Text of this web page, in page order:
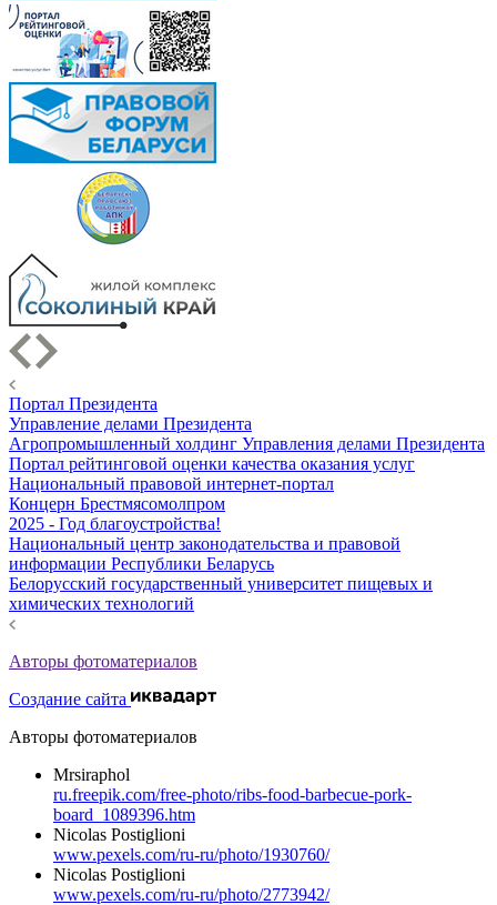
Портал Президента
Управление делами Президента
Агропромышленный холдинг Управления делами Президента
Портал рейтинговой оценки качества оказания услуг
Национальный правовой интернет-портал
Концерн Брестмясомолпром
2025 - Год благоустройства!
Национальный центр законодательства и правовой
информации Республики Беларусь
Белорусский государственный университет пищевых и
химических технологий
Авторы фотоматериалов
Создание сайта
Авторы фотоматериалов
Mrsiraphol
ru.freepik.com/free-photo/ribs-food-barbecue-pork-
board_1089396.htm
Nicolas Postiglioni
www.pexels.com/ru-ru/photo/1930760/
Nicolas Postiglioni
www.pexels.com/ru-ru/photo/2773942/